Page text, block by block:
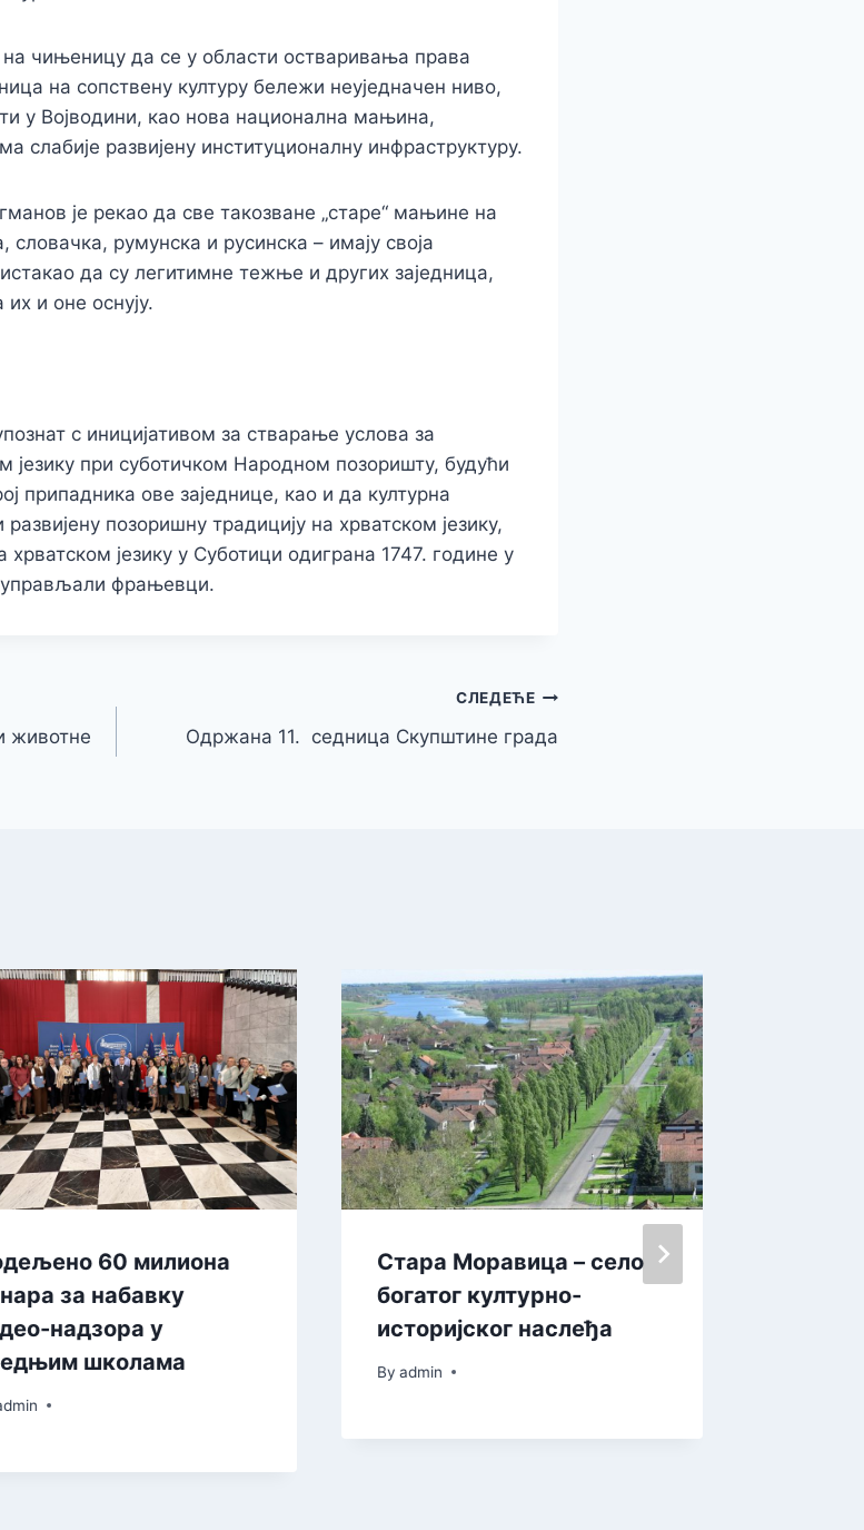
на чињеницу да се у области остваривања права
на сопствену културу бележи неуједначен ниво,
у Војводини, као нова национална мањина,
слабије развијену институционалну инфраструктуру.
је рекао да све такозване „старе“ мањине на
словачка, румунска и русинска – имају своја
да су легитимне тежње и других заједница,
и оне оснују.
с иницијативом за стварање услова за
при суботичком Народном позоришту, будући
припадника ове заједнице, као и да културна
позоришну традицију на хрватском језику,
језику у Суботици одиграна 1747. године у
управљали фрањевци.
животне
СЛЕДЕЋЕ
Одржана 11. седница Скупштине града
60 милиона
за набавку
надзора у
школама
Стара Моравица – село
богатог културно-
историјског наслеђа
By admin